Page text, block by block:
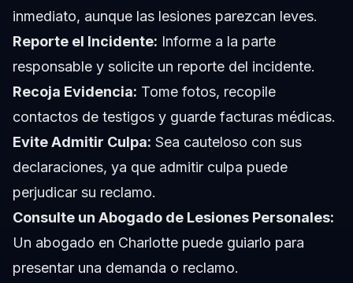
inmediato, aunque las lesiones parezcan leves.
Reporte el Incidente: Informe a la parte
responsable y solicite un reporte del incidente.
Recoja Evidencia: Tome fotos, recopile
contactos de testigos y guarde facturas médicas.
Evite Admitir Culpa: Sea cauteloso con sus
declaraciones, ya que admitir culpa puede
perjudicar su reclamo.
Consulte un Abogado de Lesiones Personales:
Un abogado en Charlotte puede guiarlo para
presentar una demanda o reclamo.